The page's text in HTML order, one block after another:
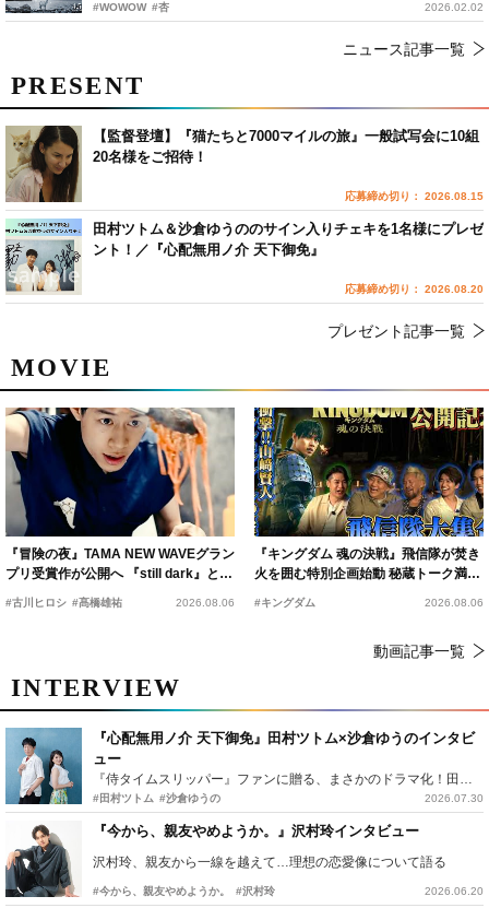
#WOWOW #杏 2026.02.02
ニュース記事一覧
MOVIE
『冒険の夜』TAMA NEW WAVEグラン
プリ受賞作が公開へ 『still dark』と同
時上映決定
#古川ヒロシ #髙橋雄祐 2026.08.06
『キングダム 魂の決戦』飛信隊が焚き
火を囲む特別企画始動 秘蔵トーク満載
の“キングダムキャンプ”開催
#キングダム 2026.08.06
動画記事一覧
INTERVIEW
『心配無用ノ介 天下御免』田村ツトム×沙倉ゆうのインタビ
ュー
『侍タイムスリッパー』ファンに贈る、まさかのドラマ化！田村ツトム×沙倉ゆうのが語る『心配無用ノ介』撮影秘話
#田村ツトム #沙倉ゆうの 2026.07.30
『今から、親友やめようか。』沢村玲インタビュー
沢村玲、親友から一線を越えて…理想の恋愛像について語る
#今から、親友やめようか。 #沢村玲 2026.06.20
PRESENT
【監督登壇】『猫たちと7000マイルの旅』一般試写会に10組
20名様をご招待！
応募締め切り： 2026.08.15
田村ツトム＆沙倉ゆうののサイン入りチェキを1名様にプレゼ
ント！／『心配無用ノ介 天下御免』
応募締め切り： 2026.08.20
プレゼント記事一覧